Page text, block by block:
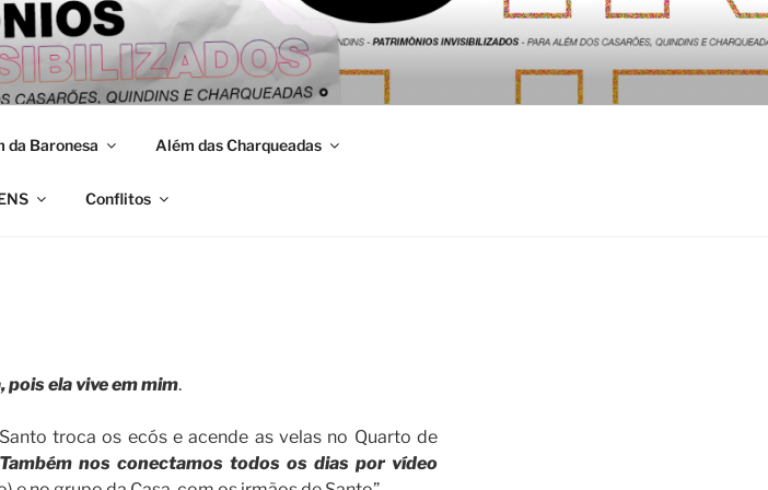
FORMAS DE
da Baronesa Além das Charqueadas
Conflitos
ela vive em mim.
troca os ecós e acende as velas no Quarto de
Também nos conectamos todos os dias por vídeo